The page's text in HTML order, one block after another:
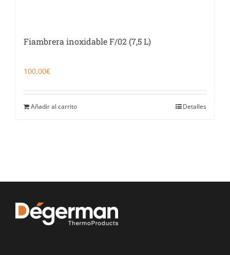
Fiambrera inoxidable F/02 (7,5 L)
100,00€
Añadir al carrito Detalles